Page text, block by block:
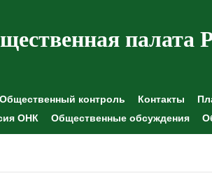
палата
Общественный контроль Контакты
ОНК Общественные обсуждения